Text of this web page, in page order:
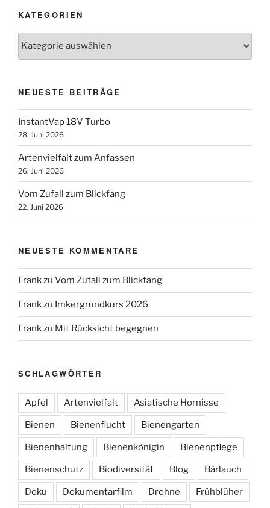
KATEGORIEN
Kategorien
NEUESTE BEITRÄGE
InstantVap 18V Turbo
28. Juni 2026
Artenvielfalt zum Anfassen
26. Juni 2026
Vom Zufall zum Blickfang
22. Juni 2026
NEUESTE KOMMENTARE
Frankzu Vom Zufall zum Blickfang
Frankzu Imkergrundkurs 2026
Frankzu Mit Rücksicht begegnen
SCHLAGWÖRTER
Apfel Artenvielfalt Asiatische Hornisse
Bienen Bienenflucht Bienengarten
Bienenhaltung Bienenkönigin Bienenpflege
Bienenschutz Biodiversität Blog Bärlauch
Doku Dokumentarfilm Drohne Frühblüher